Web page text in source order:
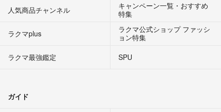
人気商品チャンネル
キャンペーン一覧・おすすめ
特集
ラクマplus
ラクマ公式ショップ ファッシ
ョン特集
ラクマ最強鑑定
SPU
ガイド